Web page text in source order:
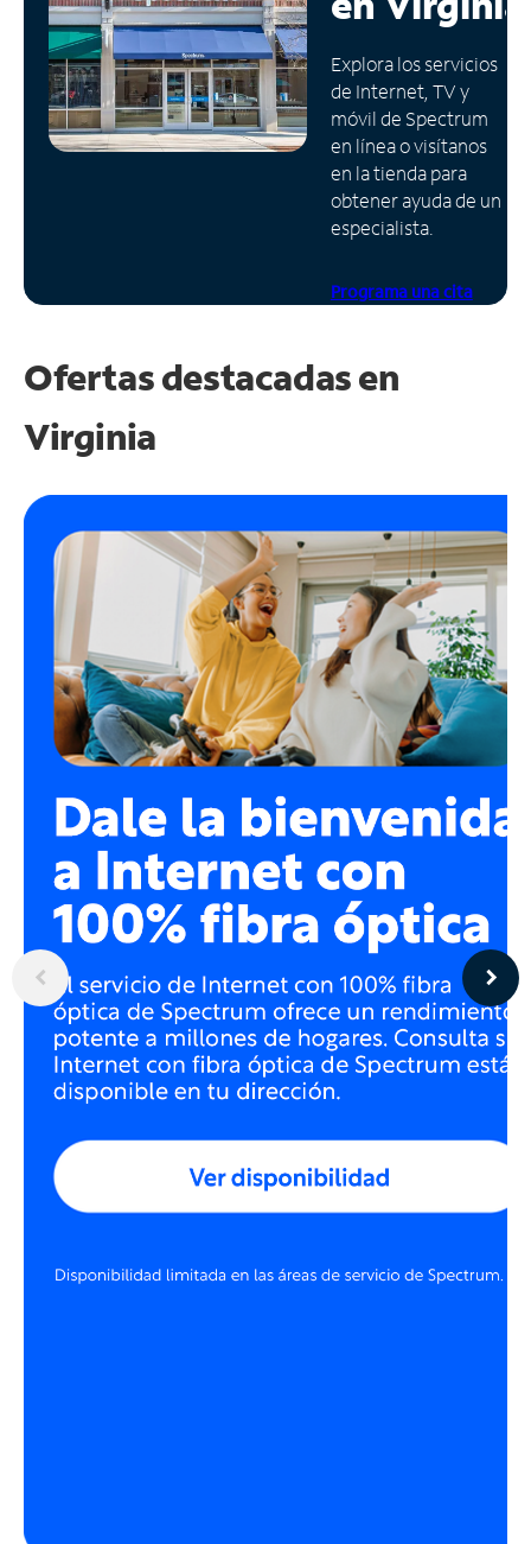
Administrar
cuenta
Encuentra
una
tienda
Explora los servicios
de Internet, TV y
móvil de Spectrum
en línea o visítanos
en la tienda para
obtener ayuda de un
especialista.
Programa una cita
Ofertas destacadas en
Virginia